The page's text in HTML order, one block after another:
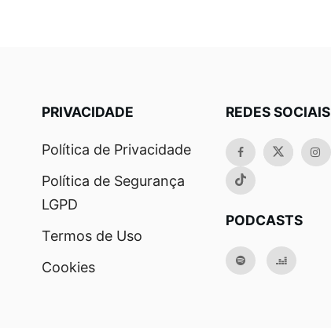
PRIVACIDADE
Política de Privacidade
Política de Segurança
LGPD
Termos de Uso
Cookies
REDES SOCIAIS
PODCASTS